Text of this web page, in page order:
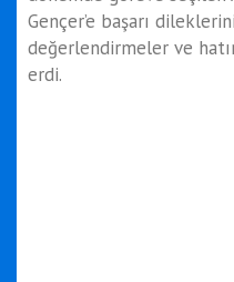
Gençer’e başarı
değerlendirmeler ve
erdi.